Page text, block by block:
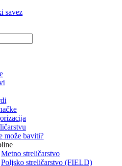
savez
može baviti?
Metno streličarstvo
Poljsko streličarstvo (FIELD)